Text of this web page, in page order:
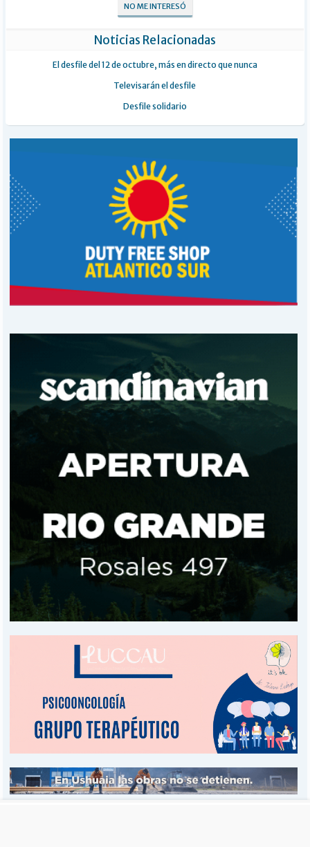
NO ME INTERESÓ
Noticias Relacionadas
El desfile del 12 de octubre, más en directo que nunca
Televisarán el desfile
Desfile solidario